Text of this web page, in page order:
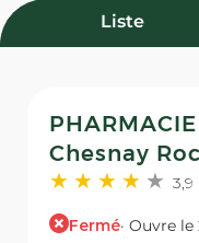
Liste
Chesnay
3,9
Fermé· Ouvre